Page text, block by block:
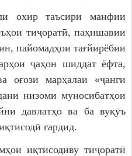
охир таъсири манфии
тиҷоратӣ, паҳншавии
пайомадҳои тағйирёбии
ҷаҳон шиддат ёфта,
оғози марҳалаи «ҷанги
низоми муносибатҳои
давлатҳо ва ба вуқӯъ
гардид.
иқтисодиву тиҷоратӣ